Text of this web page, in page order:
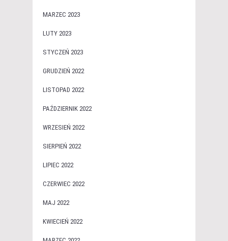
MARZEC 2023
LUTY 2023
STYCZEŃ 2023
GRUDZIEŃ 2022
LISTOPAD 2022
PAŹDZIERNIK 2022
WRZESIEŃ 2022
SIERPIEŃ 2022
LIPIEC 2022
CZERWIEC 2022
MAJ 2022
KWIECIEŃ 2022